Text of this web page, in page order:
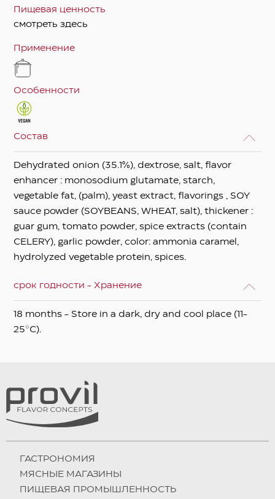
Пищевая ценность
смотреть здесь
Применение
Особенности
Состав
Dehydrated onion (35.1%), dextrose, salt, flavor
enhancer : monosodium glutamate, starch,
vegetable fat, (palm), yeast extract, flavorings , SOY
sauce powder (SOYBEANS, WHEAT, salt), thickener :
guar gum, tomato powder, spice extracts (contain
CELERY), garlic powder, color: ammonia caramel,
hydrolyzed vegetable protein, spices.
срок годности - Хранение
18 months - Store in a dark, dry and cool place (11-
25°C).
ГАСТРОНОМИЯ
МЯСНЫЕ МАГАЗИНЫ
ПИЩЕВАЯ ПРОМЫШЛЕННОСТЬ